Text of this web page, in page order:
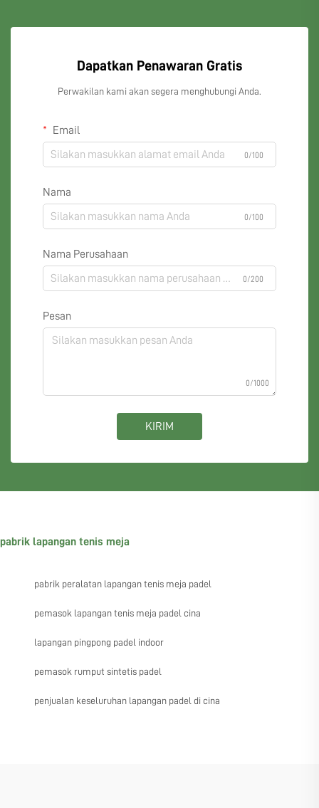
Dapatkan Penawaran Gratis
Perwakilan kami akan segera menghubungi Anda.
Email
0/100
Nama
0/100
Nama Perusahaan
0/200
Pesan
0/1000
KIRIM
pabrik lapangan tenis meja
pabrik peralatan lapangan tenis meja padel
pemasok lapangan tenis meja padel cina
lapangan pingpong padel indoor
pemasok rumput sintetis padel
penjualan keseluruhan lapangan padel di cina